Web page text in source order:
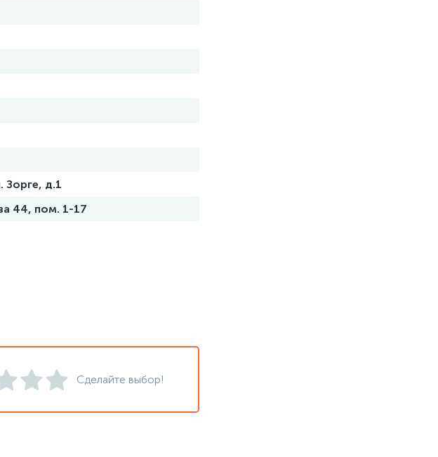
Зорге, д.1
44, пом. 1-17
Сделайте выбор!